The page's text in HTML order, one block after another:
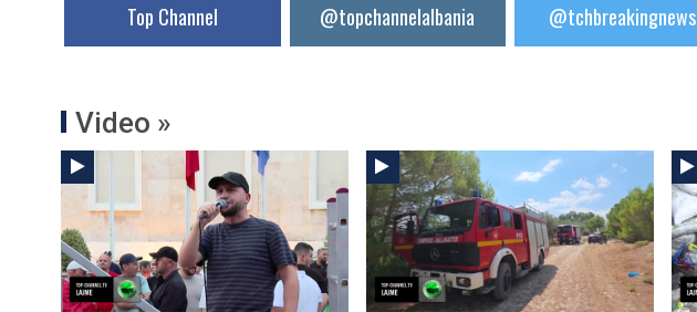
Top Channel @topchannelalbania @tchbreakingnews
Video »